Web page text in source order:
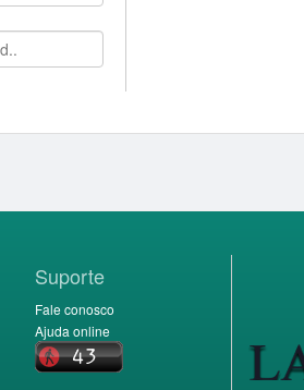
Suporte
Fale conosco
Ajuda online